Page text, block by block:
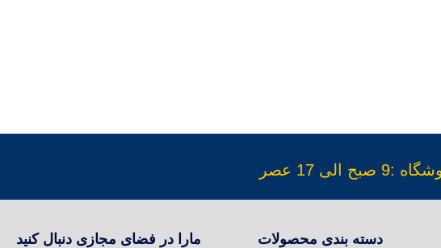
17 عصر
دسته بندی محصولات مارا در فضای مجازی دنبال کنید